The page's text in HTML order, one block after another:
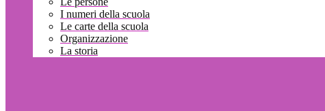
I numeri della scuola
Le carte della scuola
Organizzazione
La storia